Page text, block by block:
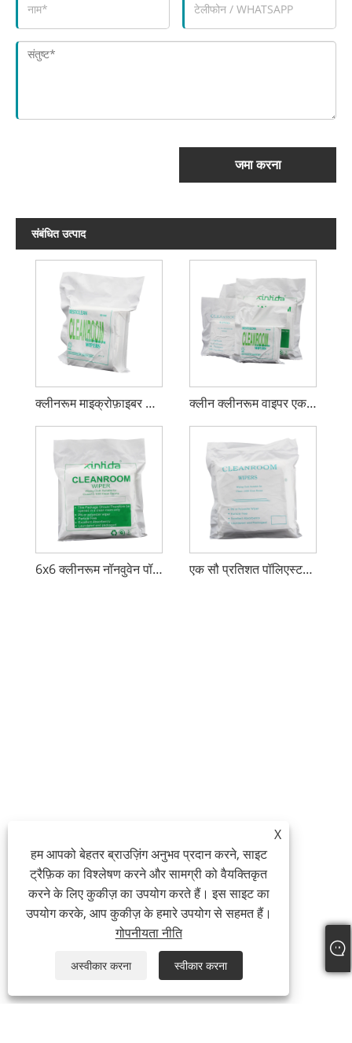
जमा करना
संबंधित उत्पाद
क्लीनरूम माइक्रोफ़ाइबर वाइपर क्लीन क्लीनरूम वाइपर एक प्रतिशत सौ पॉलिएस्टर
6x6 क्लीनरूम नॉनवुवेन पॉलिएस्टर वाइपर एक सौ प्रतिशत पॉलिएस्टर गैर-बुना वाइपर
X
हम आपको बेहतर ब्राउज़िंग अनुभव प्रदान करने, साइट
ट्रैफ़िक का विश्लेषण करने और सामग्री को वैयक्तिकृत
करने के लिए कुकीज़ का उपयोग करते हैं। इस साइट का
उपयोग करके, आप कुकीज़ के हमारे उपयोग से सहमत हैं।
गोपनीयता नीति
अस्वीकार करना स्वीकार करना